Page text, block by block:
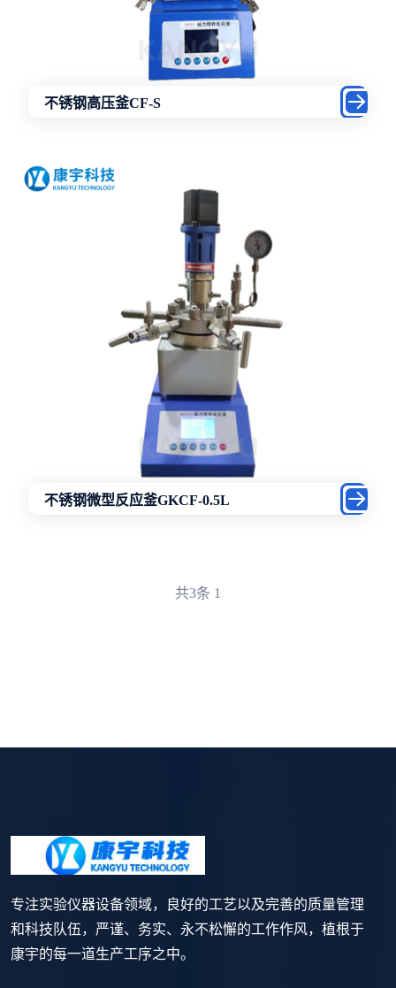
不锈钢高压釜CF-S
不锈钢微型反应釜GKCF-0.5L
共3条 1
专注实验仪器设备领域，良好的工艺以及完善的质量管理
和科技队伍，严谨、务实、永不松懈的工作作风，植根于
康宇的每一道生产工序之中。